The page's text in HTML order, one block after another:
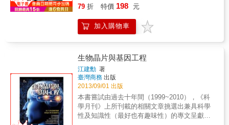
什麼那些影響上百萬人的醫療問題，解決關鍵
竟是落在罕見遺傳疾病患者的身上？ 在這本創
格趨新的著作中，莫艾倫醫師採用無論就科學
雄、性工作者及體育明星，全都有助於我們理
解生活對基因產生的影響，以及基因對生活產
生的作用。這本書將深刻改變你對基因、健康
與生命的看法。
能新陳代謝。致病微生物在人類出現之前就存
類和平共處， 對人類來說，細菌的存在是至關
重要的，沒有細菌，人類也無法存活。只是從
一萬年前開始它們成了人類的敵人。 & 人類要
戰 & 病毒早在生命出現得早期就進化成功。最
後一次病毒基因成為人類基因一部分的時間在
距今十萬年到一百萬年之前，跨越了九十萬年
的時間。因為人類的基因至此已進化完成，變
的非常穩定，且具排他性。這樣一個過程導致
對人體而言病毒和其他微生物不同，其他微生
物雖然也在人體內，而病毒則成了人體的一部
健，他幾乎是現存於世間最具傳奇性的人物。
當然另一位大師克立克也沒被忽視，有許多科
學家甚至認為他比華生聰明而且謙虛，人格尤
因組計畫英國的領導科學家。另外談到遺傳大
師摩根，以果蠅作為實驗動物居然建立現代遺
傳學的一片天，令人驚奇；本書書名《現代遺
傳學的分子流變》其實是相對於摩根較傳統的
遺傳學而定。 本書特色 ★ 將過去四十年中
《科學月刊》所刊載的各學科文章按編成專
書。 ★ 本書上相關文章是挑選出兼具科學性及
知識性、趣味性的專文呈獻給讀者閱讀，主要
79 折 特價 198 元
加入購物車
生物晶片與基因工程
江建勳 著
臺灣商務 出版
2013/09/01 出版
本書嘗試由過去十年間（1999~2010），《科
學月刊》上所刊載的相關文章挑選出兼具科學
性及知識性（最好也有趣味性）的專文呈獻給